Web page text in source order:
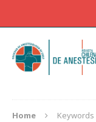
Home Keywords